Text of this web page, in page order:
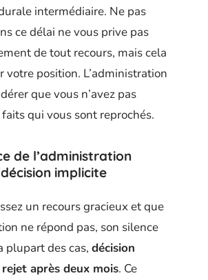
intermédiaire. Ne pas
ce délai ne vous prive pas
de tout recours, mais cela
votre position. L’administration
que vous n’avez pas
qui vous sont reprochés.
de l’administration
implicite
un recours gracieux et que
ne répond pas, son silence
plupart des cas, décision
après deux mois. Ce